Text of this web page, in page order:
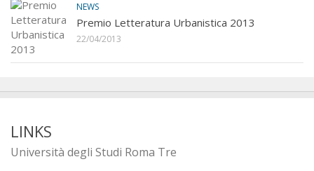
NEWS
Premio Letteratura Urbanistica 2013
22/04/2013
LINKS
Università degli Studi Roma Tre